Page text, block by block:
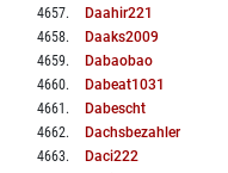
4657. Daahir221
4658. Daaks2009
4659. Dabaobao
4660. Dabeat1031
4661 . Dabescht
4662. Dachsbezahler
4663. Daci222